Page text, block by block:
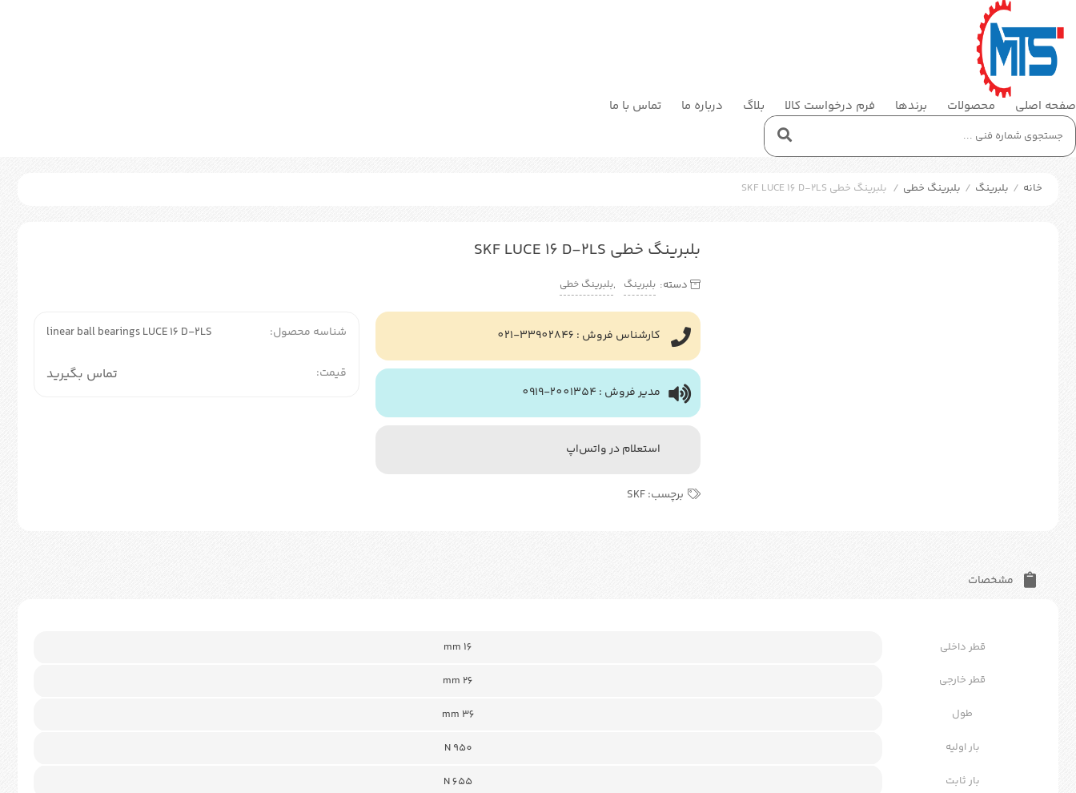
صفحه اصلی محصولات برندها فرم درخواست کالا بلاگ درباره ما تماس با ما
خانه / بلبرینگ / بلبرینگ خطی / بلبرینگ خطی SKF LUCE 16 D-2LS
بلبرینگ خطی SKF LUCE 16 D-2LS
دسته: بلبرینگ ,بلبرینگ خطی
کارشناس فروش : 33902846-021
مدیر فروش : 2001354-0919
استعلام در واتس‌اپ
برچسب:SKF
شناسه محصول: linear ball bearings LUCE 16 D-2LS
قیمت: تماس بگیرید
مشخصات
قطر داخلی mm 16
قطر خارجی mm 26
طول mm 36
بار اولیه 950 N
بار ثابت 655 N